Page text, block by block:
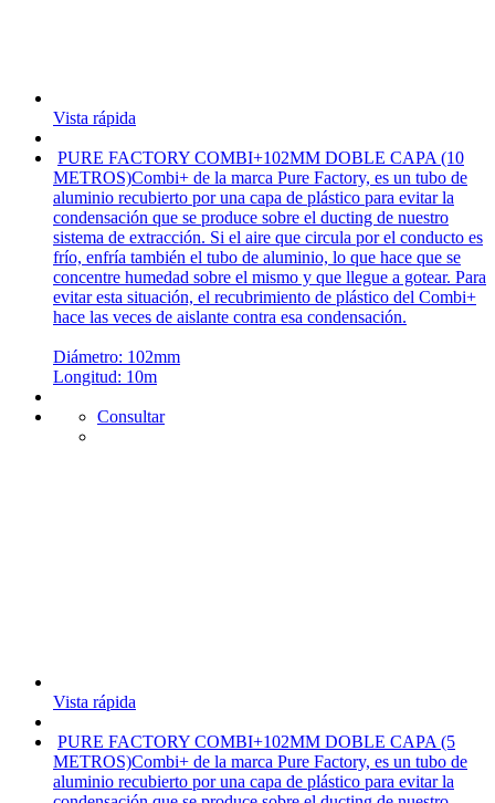
Vista rápida
PURE FACTORY COMBI+102MM DOBLE CAPA (10
METROS)Combi+ de la marca Pure Factory, es un tubo de
aluminio recubierto por una capa de plástico para evitar la
condensación que se produce sobre el ducting de nuestro
sistema de extracción. Si el aire que circula por el conducto es
frío, enfría también el tubo de aluminio, lo que hace que se
concentre humedad sobre el mismo y que llegue a gotear. Para
evitar esta situación, el recubrimiento de plástico del Combi+
hace las veces de aislante contra esa condensación.
Diámetro: 102mm
Longitud: 10m
Consultar
Vista rápida
PURE FACTORY COMBI+102MM DOBLE CAPA (5
METROS)Combi+ de la marca Pure Factory, es un tubo de
aluminio recubierto por una capa de plástico para evitar la